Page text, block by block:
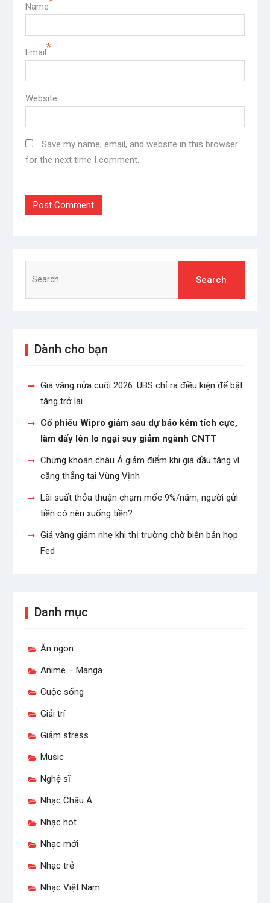
Name
Email*
Website
Save my name, email, and website in this browser
for the next time I comment.
for:
Dành cho bạn
Giá vàng nửa cuối 2026: UBS chỉ ra điều kiện để bật
tăng trở lại
Cổ phiếu Wipro giảm sau dự báo kém tích cực,
làm dấy lên lo ngại suy giảm ngành CNTT
Chứng khoán châu Á giảm điểm khi giá dầu tăng vì
căng thẳng tại Vùng Vịnh
Lãi suất thỏa thuận chạm mốc 9%/năm, người gửi
tiền có nên xuống tiền?
Giá vàng giảm nhẹ khi thị trường chờ biên bản họp
Fed
Danh mục
Ăn ngon
Anime – Manga
Cuộc sống
Giải trí
Giảm stress
Music
Nghệ sĩ
Nhạc Châu Á
Nhạc hot
Nhạc mới
Nhạc trẻ
Nhạc Việt Nam